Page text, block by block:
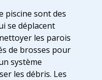
piscine sont des
se déplacent
les parois
de brosses pour
système
les débris. Les